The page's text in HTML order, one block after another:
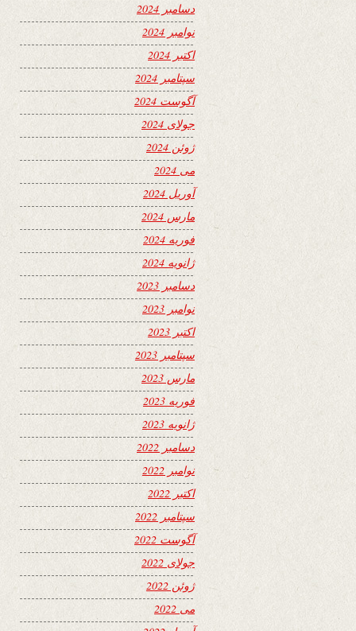
دسامبر 2024
نوامبر 2024
اکتبر 2024
سپتامبر 2024
آگوست 2024
جولای 2024
ژوئن 2024
می 2024
آوریل 2024
مارس 2024
فوریه 2024
ژانویه 2024
دسامبر 2023
نوامبر 2023
اکتبر 2023
سپتامبر 2023
مارس 2023
فوریه 2023
ژانویه 2023
دسامبر 2022
نوامبر 2022
اکتبر 2022
سپتامبر 2022
آگوست 2022
جولای 2022
ژوئن 2022
می 2022